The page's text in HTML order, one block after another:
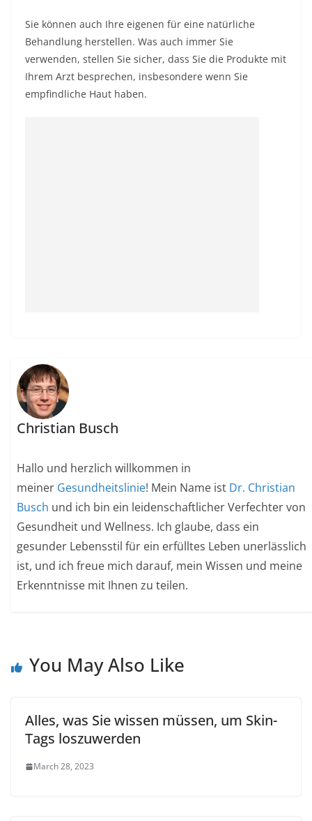
Sie können auch Ihre eigenen für eine natürliche
Behandlung herstellen. Was auch immer Sie
verwenden, stellen Sie sicher, dass Sie die Produkte mit
Ihrem Arzt besprechen, insbesondere wenn Sie
empfindliche Haut haben.
Christian Busch
Hallo und herzlich willkommen in
meiner Gesundheitslinie! Mein Name ist Dr. Christian
Busch und ich bin ein leidenschaftlicher Verfechter von
Gesundheit und Wellness. Ich glaube, dass ein
gesunder Lebensstil für ein erfülltes Leben unerlässlich
ist, und ich freue mich darauf, mein Wissen und meine
Erkenntnisse mit Ihnen zu teilen.
You May Also Like
Alles, was Sie wissen müssen, um Skin-
Tags loszuwerden
March 28, 2023